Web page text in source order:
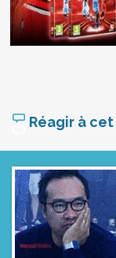
Réagir à